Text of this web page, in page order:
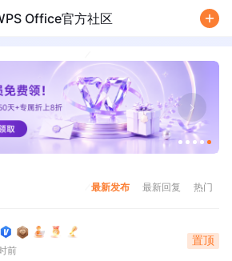
Office官方社区
最新发布 最新回复 热门
前
置顶